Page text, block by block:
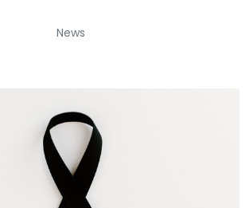
News